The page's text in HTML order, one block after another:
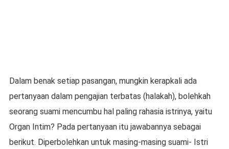
Dalam benak setiap pasangan, mungkin kerapkali ada
pertanyaan dalam pengajian terbatas (halakah), bolehkah
seorang suami mencumbu hal paling rahasia istrinya, yaitu
Organ Intim? Pada pertanyaan itu jawabannya sebagai
berikut. Diperbolehkan untuk masing-masing suami- Istri